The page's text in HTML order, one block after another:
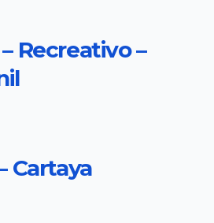
Recreativo –
Cartaya